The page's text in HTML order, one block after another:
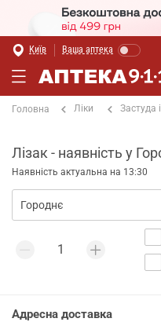
Київ Ваша аптека
Головна Ліки Застуда
Лізак - наявність у
Наявність актуальна на 13:30
Адресна доставка